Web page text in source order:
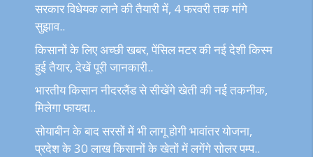
सरकार विधेयक लाने की तैयारी में, 4 फरवरी तक मांगे
सुझाव..
किसानों के लिए अच्छी खबर, पेंसिल मटर की नई देशी किस्म
हुई तैयार, देखें पूरी जानकारी..
भारतीय किसान नीदरलैंड से सीखेंगे खेती की नई तकनीक,
मिलेगा फायदा..
सोयाबीन के बाद सरसों में भी लागू होगी भावांतर योजना,
प्रदेश के 30 लाख किसानों के खेतों में लगेंगे सोलर पम्प..